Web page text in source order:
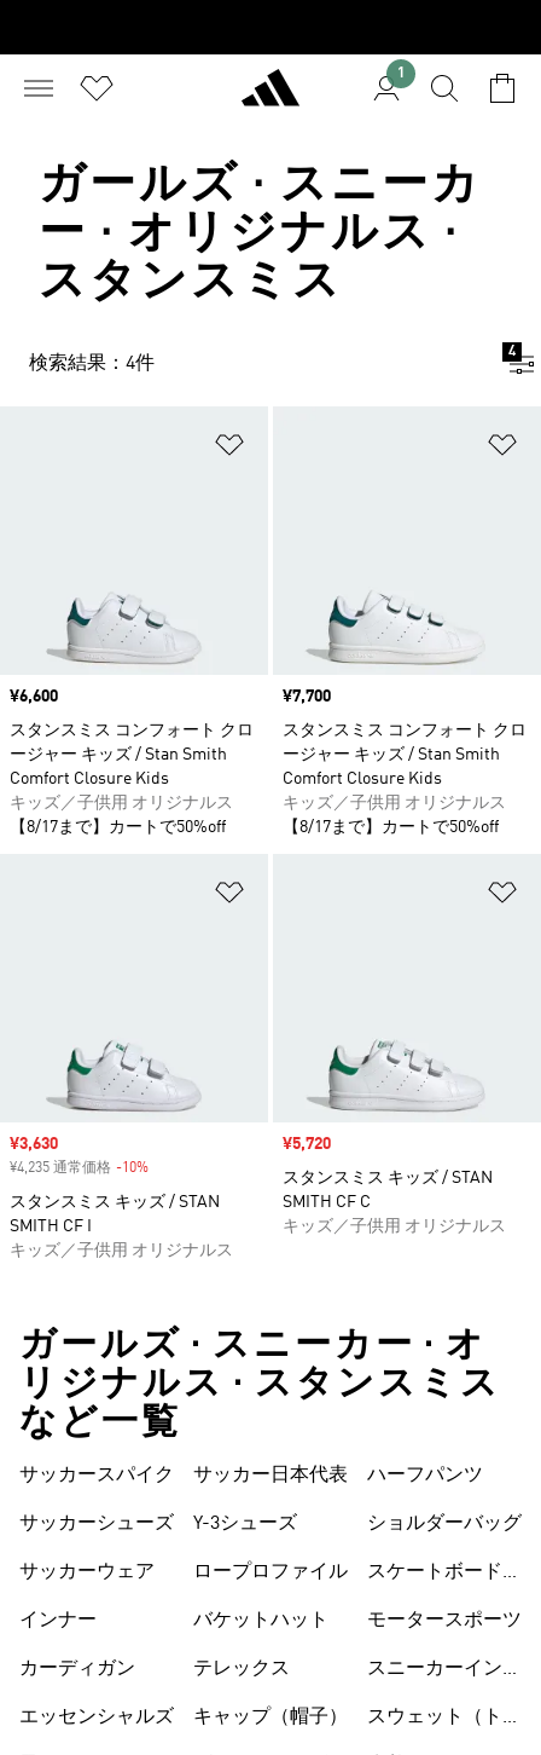
1
ガールズ · スニーカ
ー · オリジナルス ·
スタンスミス
検索結果：4件
4
価格
¥6,600
スタンスミス コンフォート クロ
ージャー キッズ / Stan Smith
Comfort Closure Kids
キッズ／子供用 オリジナルス
【8/17まで】カートで50%off
価格
¥7,700
スタンスミス コンフォート クロ
ージャー キッズ / Stan Smith
Comfort Closure Kids
キッズ／子供用 オリジナルス
【8/17まで】カートで50%off
セール価格
¥3,630
¥4,235 通常価格 -10%
スタンスミス キッズ / STAN
SMITH CF I
キッズ／子供用 オリジナルス
セール価格
¥5,720
スタンスミス キッズ / STAN
SMITH CF C
キッズ／子供用 オリジナルス
ガールズ • スニーカー • オ
リジナルス • スタンスミス
など一覧
サッカースパイク
サッカーシューズ
サッカーウェア
インナー
カーディガン
エッセンシャルズ
サッカー日本代表
Y-3シューズ
ロープロファイル
バケットハット
テレックス
キャップ（帽子）
ハーフパンツ
ショルダーバッグ
スケートボードシ
モータースポーツ
スニーカーインソ
スウェット（トレ